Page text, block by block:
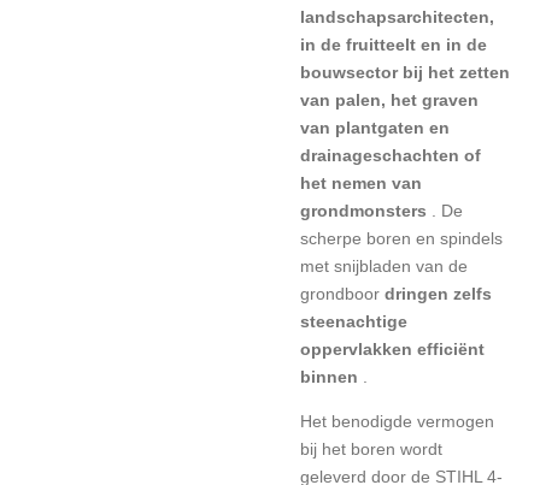
landschapsarchitecten,
in de fruitteelt en in de
bouwsector bij het zetten
van palen, het graven
van plantgaten en
drainageschachten of
het nemen van
grondmonsters
. De
scherpe boren en spindels
met snijbladen van de
grondboor dringen zelfs
steenachtige
oppervlakken efficiënt
binnen
Het benodigde vermogen
bij het boren wordt
geleverd door de STIHL 4-